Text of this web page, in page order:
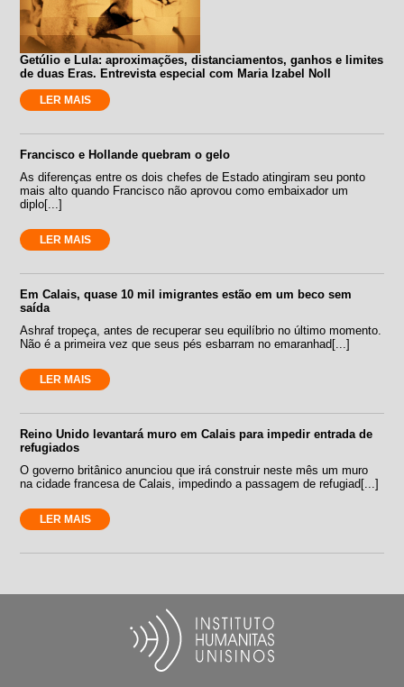
Getúlio e Lula: aproximações, distanciamentos, ganhos e limites
de duas Eras. Entrevista especial com Maria Izabel Noll
LER MAIS
Francisco e Hollande quebram o gelo
As diferenças entre os dois chefes de Estado atingiram seu ponto
mais alto quando Francisco não aprovou como embaixador um
diplo[...]
LER MAIS
Em Calais, quase 10 mil imigrantes estão em um beco sem
saída
Ashraf tropeça, antes de recuperar seu equilíbrio no último momento.
Não é a primeira vez que seus pés esbarram no emaranhad[...]
LER MAIS
Reino Unido levantará muro em Calais para impedir entrada de
refugiados
O governo britânico anunciou que irá construir neste mês um muro
na cidade francesa de Calais, impedindo a passagem de refugiad[...]
LER MAIS